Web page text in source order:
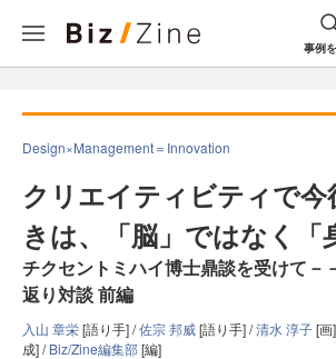
事例
Design×Management＝Innovation
クリエイティビティで今
きは、「脳」ではなく「
チクセントミハイ博士鼎談を受けて－
返り対談 前編
入山 章栄[語り手] /佐宗 邦威[語り手] /清水 淳子[画
成] /Biz/Zine編集部[編]